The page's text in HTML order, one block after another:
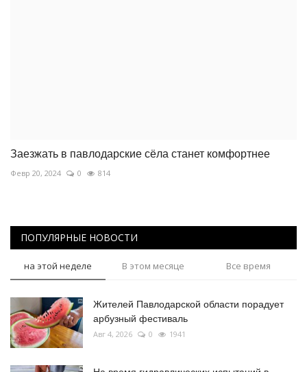
Заезжать в павлодарские сёла станет комфортнее
Февр 20, 2024 0 814
ПОПУЛЯРНЫЕ НОВОСТИ
на этой неделе В этом месяце Все время
Жителей Павлодарской области порадует
арбузный фестиваль
Авг 4, 2026 0 1941